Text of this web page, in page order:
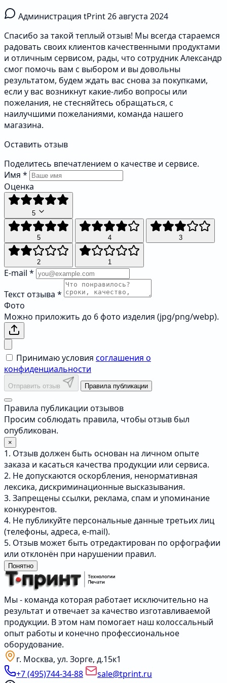
Администрация tPrint26 августа 2024
Спасибо за такой теплый отзыв! Мы всегда стараемся
радовать своих клиентов качественными продуктами
и отличным сервисом, рады, что сотрудник Александр
смог помочь вам с выбором и вы довольны
результатом, будем ждать вас снова за покупками,
если у вас возникнут какие-либо вопросы или
пожелания, не стесняйтесь обращаться, с
наилучшими пожеланиями, команда нашего
магазина.
Оставить отзыв
Поделитесь впечатлением о качестве и сервисе.
Имя *
Оценка
5
5 4 3
2 1
E-mail *
Текст отзыва *
Фото
Можно приложить до 6 фото изделия (jpg/png/webp).
Принимаю условия соглашения о
конфиденциальности
Отправить отзыв Правила публикации
Правила публикации отзывов
Просим соблюдать правила, чтобы отзыв был
опубликован.
×
1. Отзыв должен быть основан на личном опыте
заказа и касаться качества продукции или сервиса.
2. Не допускаются оскорбления, ненормативная
лексика, дискриминационные высказывания.
3. Запрещены ссылки, реклама, спам и упоминание
конкурентов.
4. Не публикуйте персональные данные третьих лиц
(телефоны, адреса, e-mail).
5. Отзыв может быть отредактирован по орфографии
или отклонён при нарушении правил.
Понятно
Мы - команда которая работает исключительно на
результат и отвечает за качество изготавливаемой
продукции. В этом нам помогает наш колоссальный
опыт работы и конечно профессиональное
оборудование.
г. Москва, ул. Зорге, д.15к1
+7 (495)744-34-88
sale@tprint.ru